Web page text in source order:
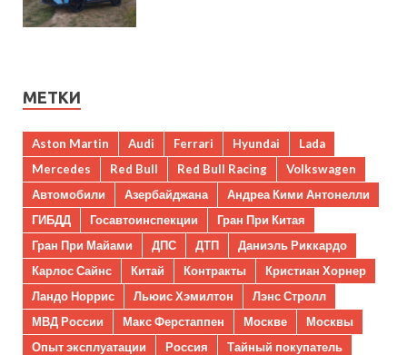
МЕТКИ
Aston Martin Audi Ferrari Hyundai
Lada
Mercedes
Red Bull Red Bull Racing
Volkswagen
Автомобили
Азербайджана
Андреа Кими Антонелли
ГИБДД
Госавтоинспекции
Гран При Китая
Гран При Майами
ДПС ДТП
Даниэль Риккардо
Карлос Сайнс
Китай Контракты
Кристиан Хорнер
Ландо Норрис
Льюис Хэмилтон
Лэнс Стролл
МВД России
Макс Ферстаппен Москве
Москвы
Опыт эксплуатации
Россия
Тайный покупатель